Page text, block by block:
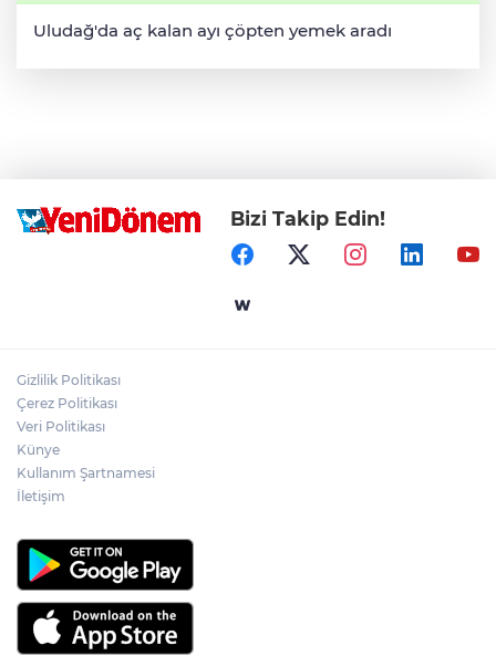
Uludağ'da aç kalan ayı çöpten yemek aradı
Bizi Takip Edin!
Gizlilik Politikası
Çerez Politikası
Veri Politikası
Künye
Kullanım Şartnamesi
İletişim